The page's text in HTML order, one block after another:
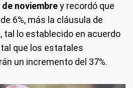
noviembrey recordó que
6%, más la cláusula de
tal lo establecido en acuerdo
tal que los estatales
un incremento del 37%.